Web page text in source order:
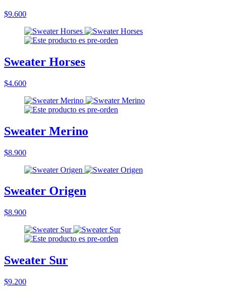
$9.600
Sweater Horses
$4.600
Sweater Merino
$8.900
Sweater Origen
$8.900
Sweater Sur
$9.200